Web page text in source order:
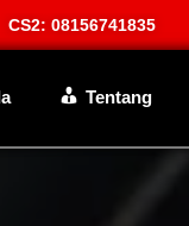
CS2: 08156741835
Tentang